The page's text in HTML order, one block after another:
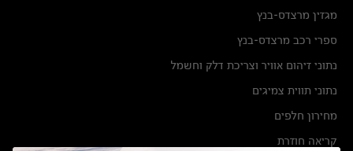
מגזין מרצדס-בנץ
ספרי רכב מרצדס-בנץ
נתוני זיהום אוויר וצריכת דלק וחשמל
נתוני תווית צמיגים
מחירון חלפים
קריאה חוזרת